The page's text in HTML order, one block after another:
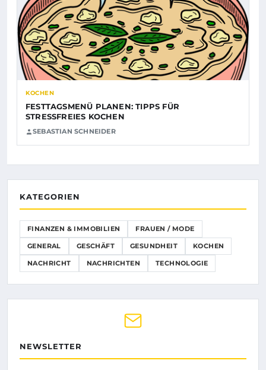
KOCHEN
FESTTAGSMENÜ PLANEN: TIPPS FÜR
STRESSFREIES KOCHEN
SEBASTIAN SCHNEIDER
KATEGORIEN
FINANZEN & IMMOBILIEN FRAUEN / MODE
GENERAL GESCHÄFT GESUNDHEIT KOCHEN
NACHRICHT NACHRICHTEN TECHNOLOGIE
NEWSLETTER